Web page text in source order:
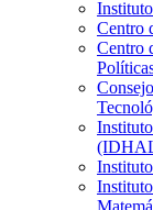
Centro
Centro